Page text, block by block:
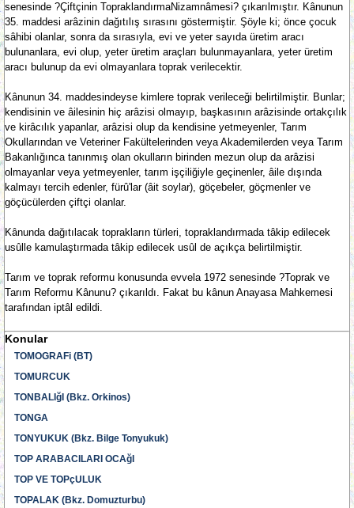
senesinde ?Çiftçinin TopraklandırmaNizamnâmesi? çıkarılmıştır. Kânunun
35. maddesi arâzinin dağıtılış sırasını göstermiştir. Şöyle ki; önce çocuk
sâhibi olanlar, sonra da sırasıyla, evi ve yeter sayıda üretim aracı
bulunanlara, evi olup, yeter üretim araçları bulunmayanlara, yeter üretim
aracı bulunup da evi olmayanlara toprak verilecektir.
Kânunun 34. maddesindeyse kimlere toprak verileceği belirtilmiştir. Bunlar;
kendisinin ve âilesinin hiç arâzisi olmayıp, başkasının arâzisinde ortakçılık
ve kirâcılık yapanlar, arâzisi olup da kendisine yetmeyenler, Tarım
Okullarından ve Veteriner Fakültelerinden veya Akademilerden veya Tarım
Bakanlığınca tanınmış olan okulların birinden mezun olup da arâzisi
olmayanlar veya yetmeyenler, tarım işçiliğiyle geçinenler, âile dışında
kalmayı tercih edenler, fürû'lar (âit soylar), göçebeler, göçmenler ve
göçücülerden çiftçi olanlar.
Kânunda dağıtılacak toprakların türleri, topraklandırmada tâkip edilecek
usûlle kamulaştırmada tâkip edilecek usûl de açıkça belirtilmiştir.
Tarım ve toprak reformu konusunda evvela 1972 senesinde ?Toprak ve
Tarım Reformu Kânunu? çıkarıldı. Fakat bu kânun Anayasa Mahkemesi
tarafından iptâl edildi.
Konular
TOMOGRAFi (BT)
TOMURCUK
TONBALIğI (Bkz. Orkinos)
TONGA
TONYUKUK (Bkz. Bilge Tonyukuk)
TOP ARABACILARI OCAğI
TOP VE TOPçULUK
TOPALAK (Bkz. Domuzturbu)